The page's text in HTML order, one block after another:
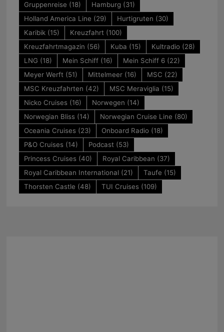
Gruppenreise (18) Hamburg (31)
Holland America Line (29) Hurtigruten (30)
Karibik(15) Kreuzfahrt(100)
Kreuzfahrtmagazin (56) Kuba (15) Kultradio(28)
LNG (18) Mein Schiff(16) Mein Schiff 6(22)
Meyer Werft(51) Mittelmeer(16) MSC (22)
MSC Kreuzfahrten (42) MSC Meraviglia (15)
Nicko Cruises (16) Norwegen (14)
Norwegian Bliss (14) Norwegian Cruise Line (80)
Oceania Cruises (23) Onboard Radio(18)
P&O Cruises (14) Podcast(53)
Princess Cruises (40) Royal Caribbean (37)
Royal Caribbean International (21) Taufe (15)
Thorsten Castle (48) TUI Cruises (109)